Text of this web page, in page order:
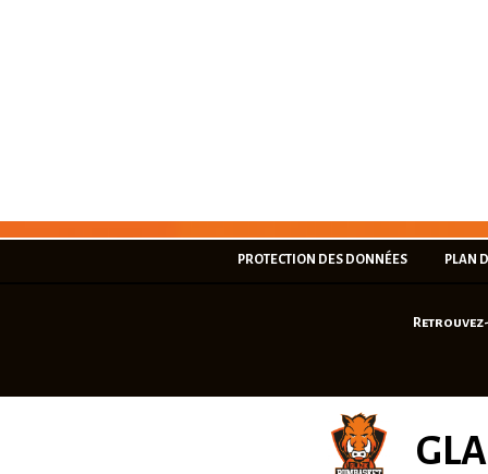
PROTECTION DES DONNÉES PLAN